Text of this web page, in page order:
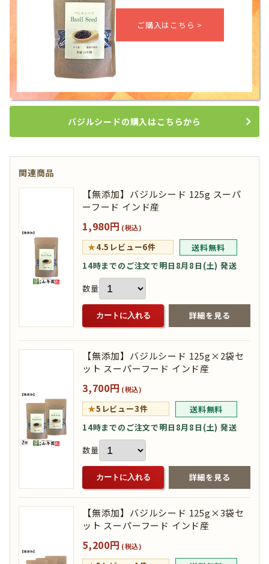
バジルシードの購入はこちらから
関連商品
【無添加】バジルシード 125g スーパ
ーフード インド産
1,980円 (税込)
★4.5 レビュー6件
送料無料
14時までのご注文で明日8月8日(土) 発送
数量
カートに入れる 詳細を見る
【無添加】バジルシード 125g×2袋セ
ット スーパーフード インド産
3,700円 (税込)
★5 レビュー3件
送料無料
14時までのご注文で明日8月8日(土) 発送
数量
カートに入れる 詳細を見る
【無添加】バジルシード 125g×3袋セ
ット スーパーフード インド産
5,200円 (税込)